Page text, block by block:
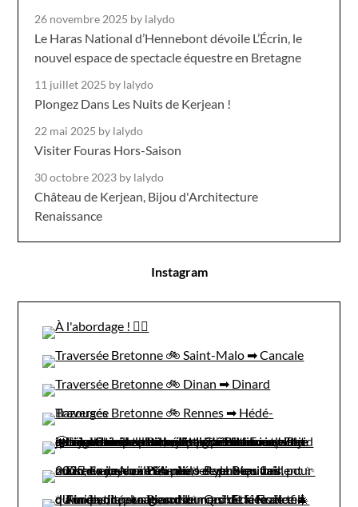
26 novembre 2025 by lalydo
Le Haras National d’Hennebont dévoile L’Écrin, le
nouvel espace de spectacle équestre en Bretagne
11 juillet 2025 by lalydo
Plongez Dans Les Nuits de Kerjean !
22 mai 2025 by lalydo
Visiter Fouras Hors-Saison
30 octobre 2023 by lalydo
Château de Kerjean, Bijou d'Architecture
Renaissance
Instagram